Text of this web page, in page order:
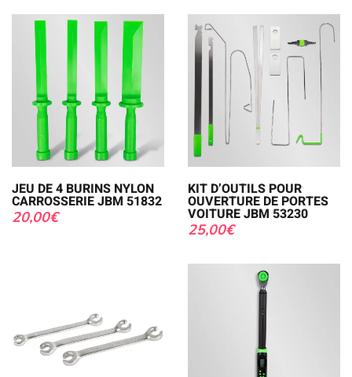
JEU DE 4 BURINS NYLON
CARROSSERIE JBM 51832
20,00€
KIT D’OUTILS POUR
OUVERTURE DE PORTES
VOITURE JBM 53230
25,00€